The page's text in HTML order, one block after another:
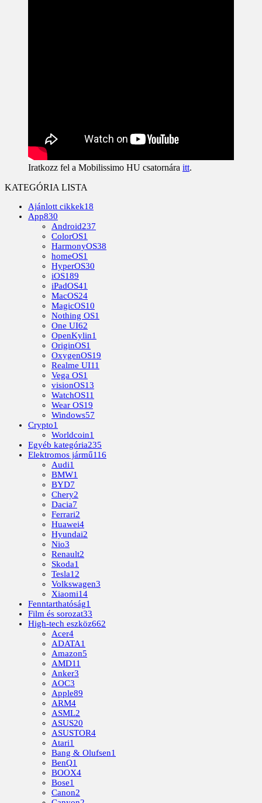
Iratkozz fel a Mobilissimo HU csatornára itt.
KATEGÓRIA LISTA
Ajánlott cikkek18
App830
Android237
ColorOS1
HarmonyOS38
homeOS1
HyperOS30
iOS189
iPadOS41
MacOS24
MagicOS10
Nothing OS1
One UI62
OpenKylin1
OriginOS1
OxygenOS19
Realme UI11
Vega OS1
visionOS13
WatchOS11
Wear OS19
Windows57
Crypto1
Worldcoin1
Egyéb kategória235
Elektromos jármű116
Audi1
BMW1
BYD7
Chery2
Dacia7
Ferrari2
Huawei4
Hyundai2
Nio3
Renault2
Skoda1
Tesla12
Volkswagen3
Xiaomi14
Fenntarthatóság1
Film és sorozat33
High-tech eszköz662
Acer4
ADATA1
Amazon5
AMD11
Anker3
AOC3
Apple89
ARM4
ASML2
ASUS20
ASUSTOR4
Atari1
Bang & Olufsen1
BenQ1
BOOX4
Bose1
Canon2